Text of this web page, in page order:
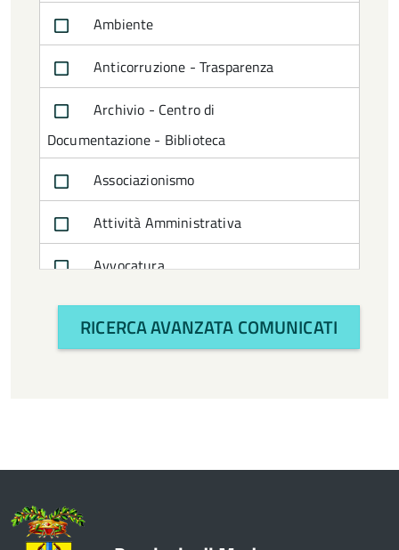
Ambiente
Anticorruzione - Trasparenza
Archivio - Centro di
Documentazione - Biblioteca
Associazionismo
Attività Amministrativa
Avvocatura
Bilancio e politiche finanziarie
CTSS
RICERCA AVANZATA COMUNICATI